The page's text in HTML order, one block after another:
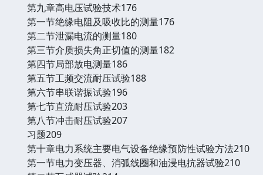
第九章高电压试验技术176
第一节绝缘电阻及吸收比的测量176
第二节泄漏电流的测量180
第三节介质损失角正切值的测量182
第四节局部放电测量186
第五节工频交流耐压试验188
第六节串联谐振试验196
第七节直流耐压试验203
第八节冲击耐压试验207
习题209
第十章电力系统主要电气设备绝缘预防性试验方法210
第一节电力变压器、消弧线圈和油浸电抗器试验210